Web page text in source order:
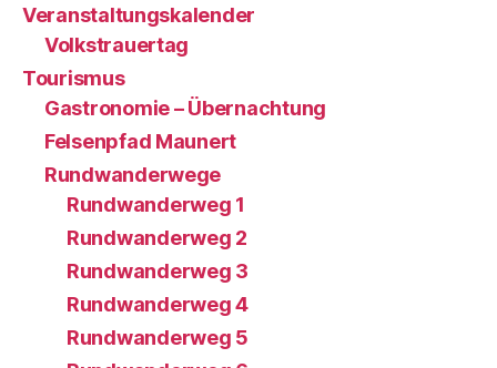
Veranstaltungskalender
Volkstrauertag
Tourismus
Gastronomie – Übernachtung
Felsenpfad Maunert
Rundwanderwege
Rundwanderweg 1
Rundwanderweg 2
Rundwanderweg 3
Rundwanderweg 4
Rundwanderweg 5